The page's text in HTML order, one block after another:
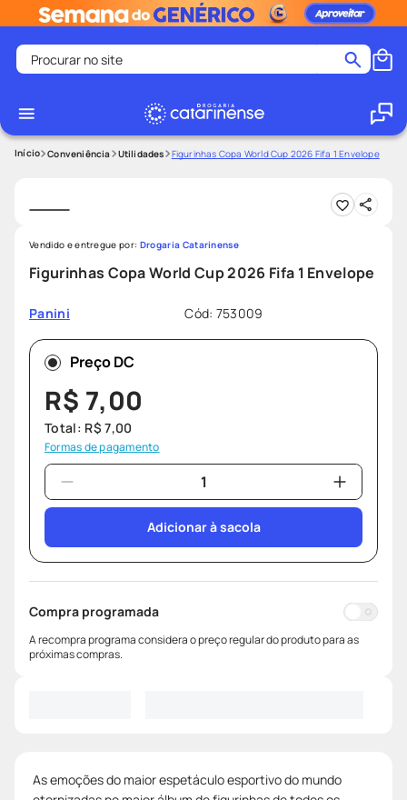
Procurar no site
1
2º
medley
4º
protetor solar facial
5º
shampoo
6º
tadalafila
9
lenço umedecido
protetor solar
Conveniência Utilidades Figurinhas Copa World Cup 2026 Fifa 1 Envelope
Figurinhas Copa World Cup 2026 Fifa 1 Envelope
Panini Cód: 753009
Vendido e entregue por: Drogaria Catarinense
Preço DC
R$ 7,00
Total: R$ 7,00
Formas de pagamento
Adicionar à sacola
Compra programada
A recompra programa considera o preço regular do produto para as
próximas compras.
As emoções do maior espetáculo esportivo do mundo